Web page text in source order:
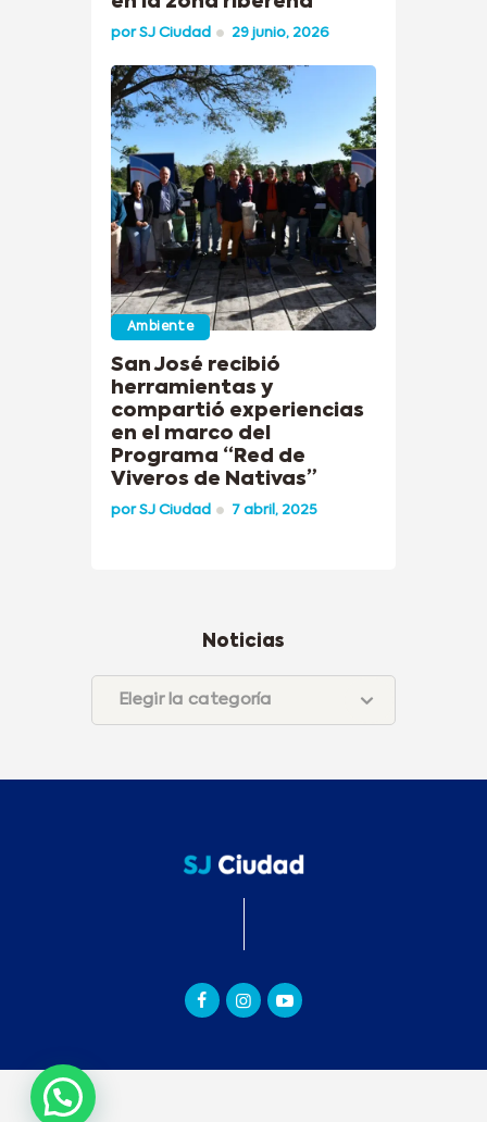
porSJ Ciudad 29 junio, 2026
Ambiente
San José recibió
herramientas y
compartió experiencias
en el marco del
Programa “Red de
Viveros de Nativas”
porSJ Ciudad 7 abril, 2025
Noticias